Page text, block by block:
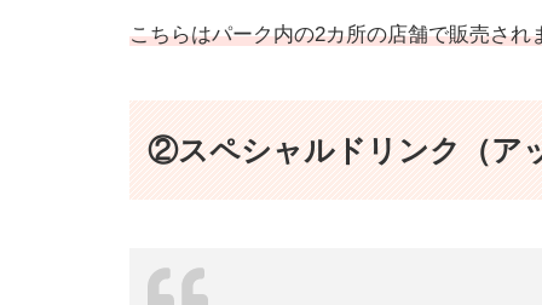
こちらはパーク内の2カ所の店舗で販売され
②スペシャルドリンク（ア